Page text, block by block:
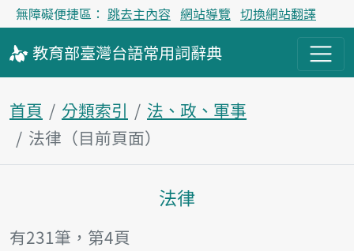
無障礙便捷區： 跳去主內容 網站導覽 切換網站翻譯
教育部臺灣台語常用詞辭典
首頁 分類索引
法、政、軍事
法律（目前頁面）
主內容區塊
法律
有231筆，第4頁